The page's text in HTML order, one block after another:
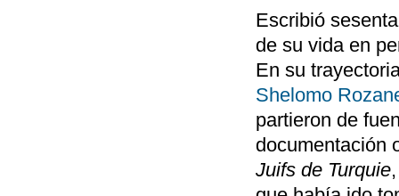
Escribió
de su vida en
En su
Shelomo
partieron de
documentación
Juifs de Turquie